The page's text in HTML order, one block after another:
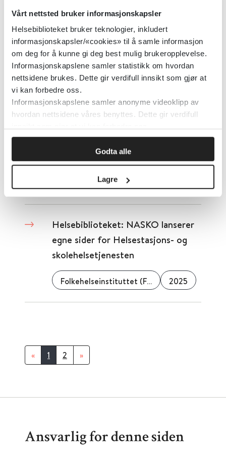
Vårt nettsted bruker informasjonskapsler
Helsebiblioteket bruker teknologier, inkludert
informasjonskapsler/«cookies» til å samle informasjon
om deg for å kunne gi deg best mulig brukeropplevelse.
Informasjonskapslene samler statistikk om hvordan
nettsidene brukes. Dette gir verdifull innsikt som gjør at
vi kan forbedre oss.
Informasjonskapslene samler anonyme videoklipp av
hvordan nettsidene våres benyttes. Dette gir verdifull
Godta alle
Lagre
Helsebiblioteket 2024
Her er oversikten over
avtalespesialister
Helsebiblioteket 2024
Helseforskjeller mellom kvinner
og menn i Agder
Helsebiblioteket: NASKO lanserer
egne sider for Helsestasjons- og
skolehelsetjenesten
Folkehelseinstituttet (FHI) 2025
« 1 2 »
Ansvarlig for denne siden